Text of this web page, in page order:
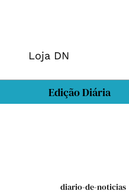
Loja DN
Edição Diária
diario-de-noticias